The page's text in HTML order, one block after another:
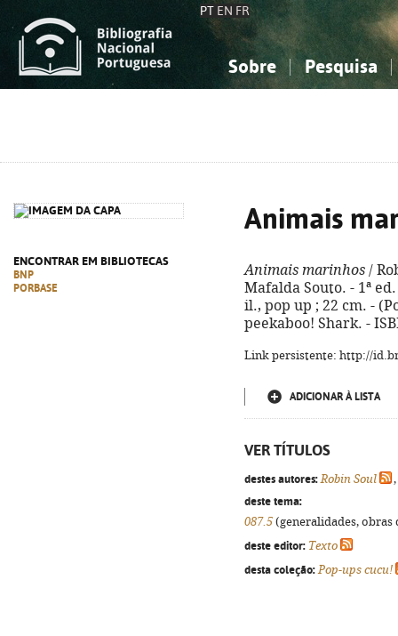
PT EN FR
Sobre Pesquisa
ENCONTRAR EM BIBLIOTECAS
BNP
PORBASE
Animais
Animais marinhos /
Mafalda Souto. - 1ª
il., pop up ; 22 cm. -
peekaboo! Shark. -
Link persistente: http://
ADICIONAR À LISTA
VER TÍTULOS
destes autores: Robin Soul ,
deste tema:
087.5 (generalidades,
deste editor: Texto
desta coleção: Pop-ups cucu!